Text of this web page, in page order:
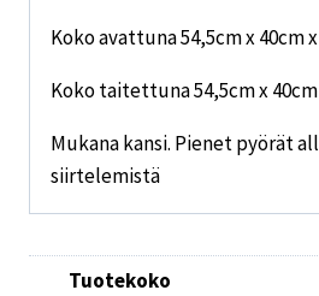
Koko avattuna 54,5cm x 40cm
Koko taitettuna 54,5cm x
Mukana kansi. Pienet pyörät
siirtelemistä
Tuotekoko